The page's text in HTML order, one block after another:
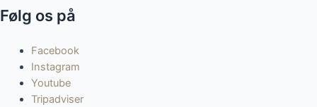
Følg os på
Facebook
Instagram
Youtube
Tripadviser